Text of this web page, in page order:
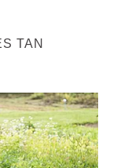
TAN